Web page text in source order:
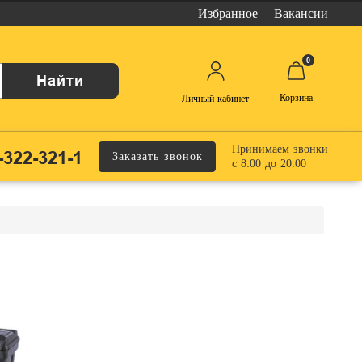
Избранное Вакансии
Найти
Личный кабинет Корзина
0
321-1 Заказать звонок
Принимаем звонки
с 8:00 до 20:00